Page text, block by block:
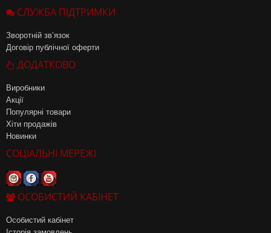
СЛУЖБА ПІДТРИМКИ
Зворотній зв’язок
Договір публічної оферти
ДОДАТКОВО
Виробники
Акції
Популярні товари
Хіти продажів
Новинки
СОЦІАЛЬНІ МЕРЕЖІ
ОСОБИСТИЙ КАБІНЕТ
Особистий кабінет